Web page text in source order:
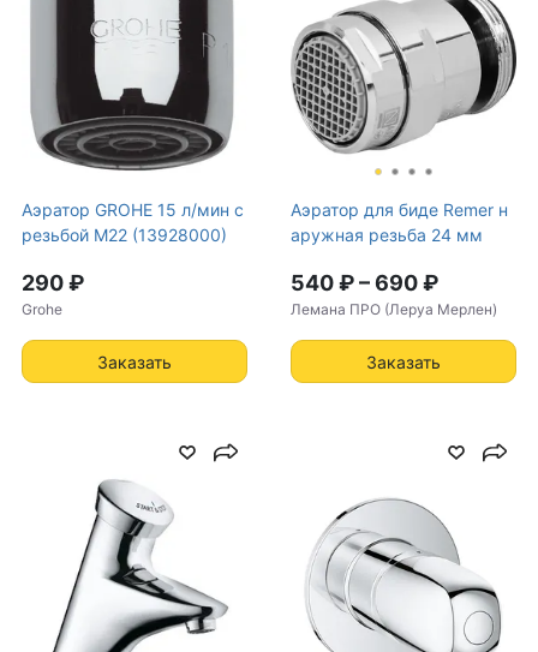
Аэратор GROHE 15 л/мин с
резьбой М22 (13928000)
290 ₽
Grohe
Заказать
Аэратор для биде Remer н
аружная резьба 24 мм
540 ₽–690 ₽
Лемана ПРО (Леруа Мерлен)
Заказать